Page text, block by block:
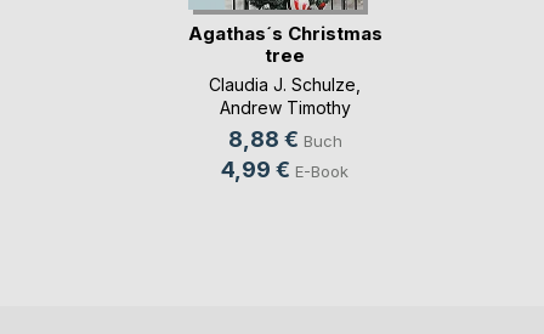
Agathas´s Christmas
tree
Claudia J. Schulze
Andrew Timothy
Holden
8,88 € Buch
4,99 € E-Book